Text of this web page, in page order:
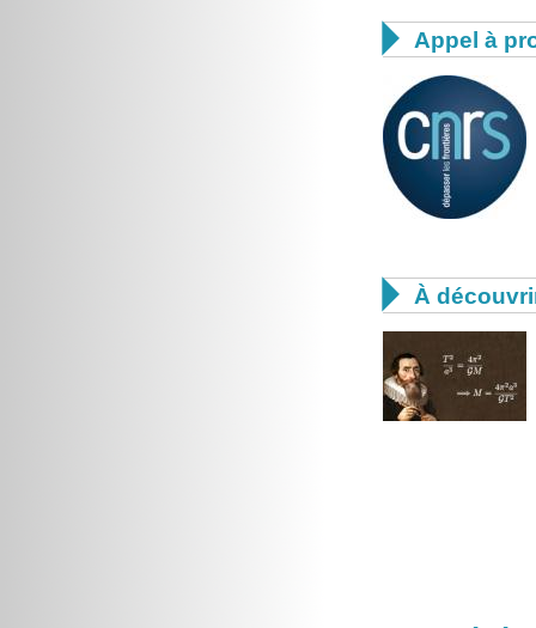
 Appel à
 À